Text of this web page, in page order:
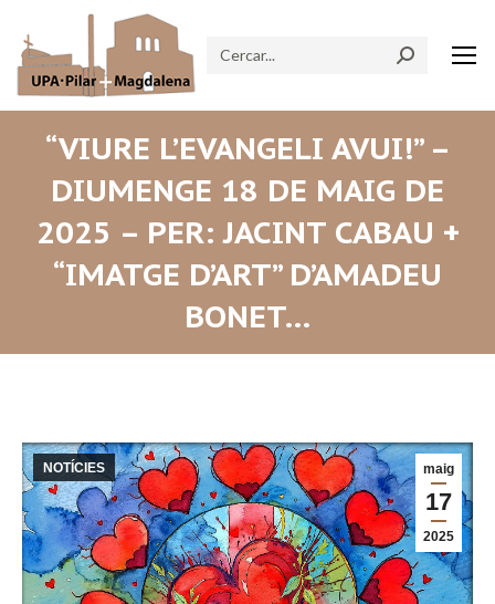
Search:
“VIURE L’EVANGELI AVUI!” –
DIUMENGE 18 DE MAIG DE
2025 – PER: JACINT CABAU +
“IMATGE D’ART” D’AMADEU
BONET…
maig
17
2025
NOTÍCIES